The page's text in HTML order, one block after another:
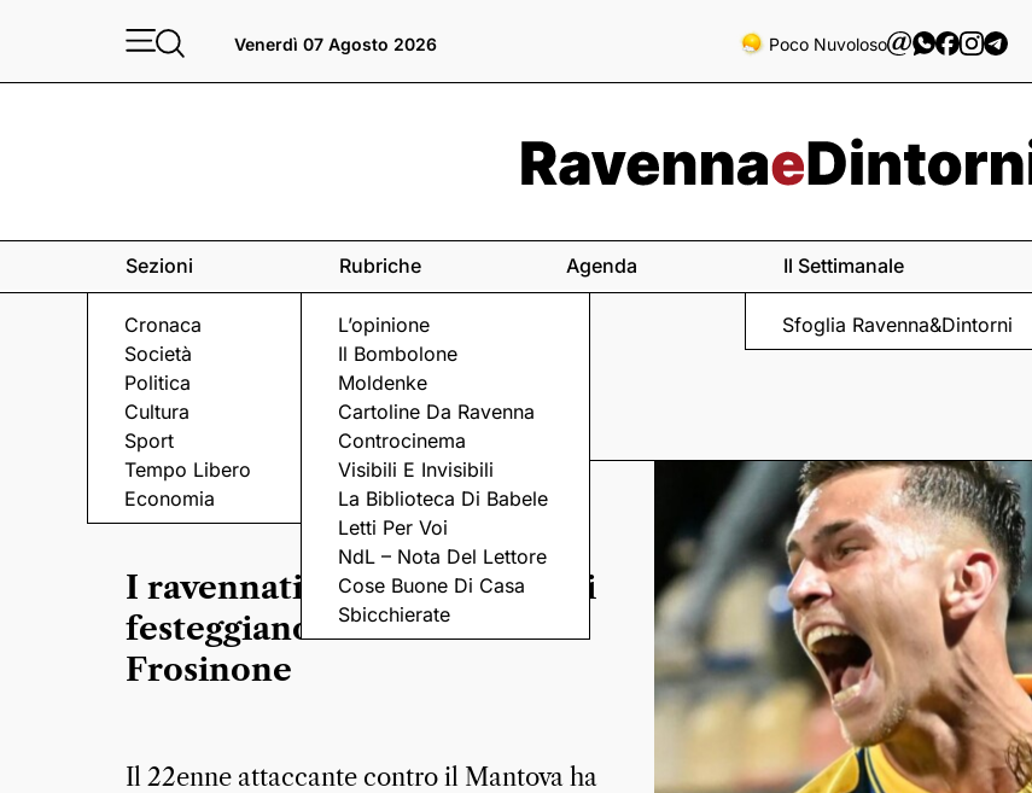
Venerdì 07 Agosto 2026 Poco Nuvoloso
Sezioni
Cronaca
Società
Politica
Cultura
Sport
Tempo Libero
Economia
Rubriche
L’opinione
Il Bombolone
Moldenke
Cartoline Da Ravenna
Controcinema
Visibili E Invisibili
La Biblioteca Di Babele
Letti Per Voi
NdL – Nota Del Lettore
Cose Buone Di Casa
Sbicchierate
Agenda Il Settimanale
Sfoglia Ravenna&Dintorni
CALCIO
I ravennati Raimondo e Fiori
festeggiano la serie A con il
Frosinone
Il 22enne attaccante contro il Mantova ha